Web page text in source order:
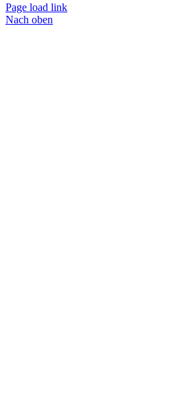
Page load link
Nach oben